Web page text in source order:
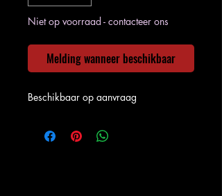
Niet op voorraad - contacteer ons
Melding wanneer beschikbaar
Beschikbaar op aanvraag